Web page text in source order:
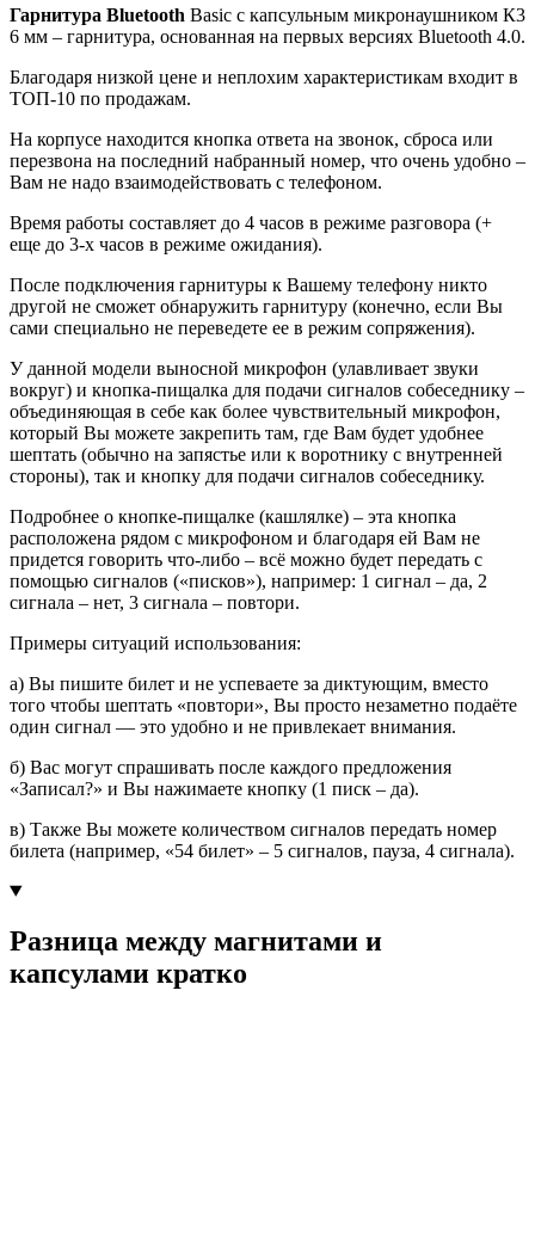
Гарнитура Bluetooth Basic с капсульным микронаушником К3
6 мм – гарнитура, основанная на первых версиях Bluetooth 4.0.
Благодаря низкой цене и неплохим характеристикам входит в
ТОП-10 по продажам.
На корпусе находится кнопка ответа на звонок, сброса или
перезвона на последний набранный номер, что очень удобно –
Вам не надо взаимодействовать с телефоном.
Время работы составляет до 4 часов в режиме разговора (+
еще до 3-х часов в режиме ожидания).
После подключения гарнитуры к Вашему телефону никто
другой не сможет обнаружить гарнитуру (конечно, если Вы
сами специально не переведете ее в режим сопряжения).
У данной модели выносной микрофон (улавливает звуки
вокруг) и кнопка-пищалка для подачи сигналов собеседнику –
объединяющая в себе как более чувствительный микрофон,
который Вы можете закрепить там, где Вам будет удобнее
шептать (обычно на запястье или к воротнику с внутренней
стороны), так и кнопку для подачи сигналов собеседнику.
Подробнее о кнопке-пищалке (кашлялке) – эта кнопка
расположена рядом с микрофоном и благодаря ей Вам не
придется говорить что-либо – всё можно будет передать с
помощью сигналов («писков»), например: 1 сигнал – да, 2
сигнала – нет, 3 сигнала – повтори.
Примеры ситуаций использования:
а) Вы пишите билет и не успеваете за диктующим, вместо
того чтобы шептать «повтори», Вы просто незаметно подаёте
один сигнал — это удобно и не привлекает внимания.
б) Вас могут спрашивать после каждого предложения
«Записал?» и Вы нажимаете кнопку (1 писк – да).
в) Также Вы можете количеством сигналов передать номер
билета (например, «54 билет» – 5 сигналов, пауза, 4 сигнала).
Разница между магнитами и
капсулами кратко